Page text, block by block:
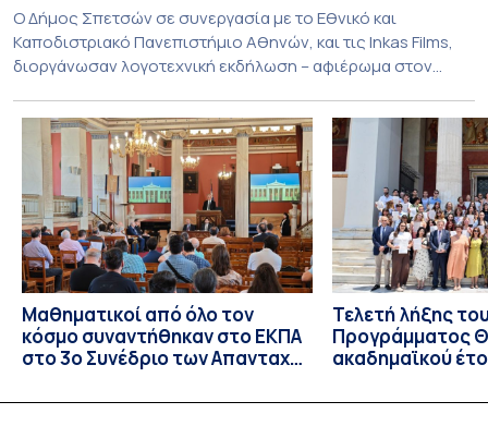
Ο Δήμος Σπετσών σε συνεργασία με το Εθνικό και
Καποδιστριακό Πανεπιστήμιο Αθηνών, και τις Inkas Films,
διοργάνωσαν λογοτεχνική εκδήλωση – αφιέρωμα στον
20ού αιώνα, με την προβολή του ντοκυμαντέρ «Η
επιστροφή του Μάγου». Η εκδήλωση διοργανώθηκε στο
πλαίσιο της συνεργασίας του Δήμου Σπετσών και του
Εθνικού και Καποδιστριακού […]
Μαθηματικοί από όλο τον
κόσμο συναντήθηκαν στο ΕΚΠΑ
στο 3ο Συνέδριο των Απανταχού
Τελετή λήξης
Προγράμματος
ακαδημαϊκού
Σπουδών στους